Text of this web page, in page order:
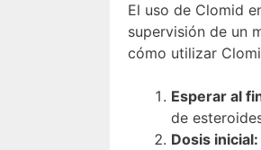
El uso de Clomid
supervisión de un
cómo utilizar
Esperar al
de
Dosis inicial: